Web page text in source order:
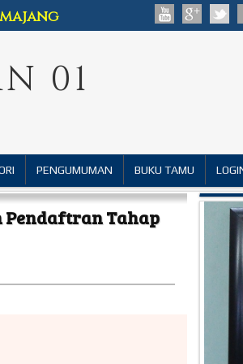
01
PENGUMUMAN BUKU TAMU
Pendaftran Tahap